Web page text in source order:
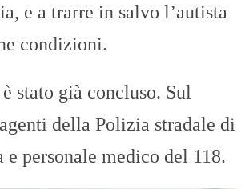
e a trarre in salvo l’autista
condizioni.
stato già concluso. Sul
della Polizia stradale di
e personale medico del 118.